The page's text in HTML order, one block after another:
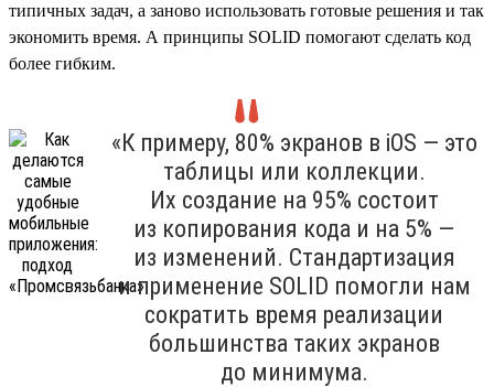
типичных задач, а заново использовать готовые решения и так
экономить время. А принципы SOLID помогают сделать код
более гибким.
«К примеру, 80% экранов в iOS — это
таблицы или коллекции.
Их создание на 95% состоит
из копирования кода и на 5% —
из изменений. Стандартизация
и применение SOLID помогли нам
сократить время реализации
большинства таких экранов
до минимума.